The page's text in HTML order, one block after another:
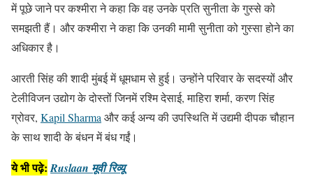
में पूछे जाने पर कश्मीरा ने कहा कि वह उनके प्रति सुनीता के गुस्से को
समझती हैं। और कश्मीरा ने कहा कि उनकी मामी सुनीता को गुस्सा होने का
अधिकार है।
आरती सिंह की शादी मुंबई में धूमधाम से हुई। उन्होंने परिवार के सदस्यों और
टेलीविजन उद्योग के दोस्तों जिनमें रश्मि देसाई, माहिरा शर्मा, करण सिंह
ग्रोवर, Kapil Sharmaऔर कई अन्य की उपस्थिति में उद्यमी दीपक चौहान
के साथ शादी के बंधन में बंध गईं।
ये भी पढ़े: Ruslaan मूवी रिव्यू